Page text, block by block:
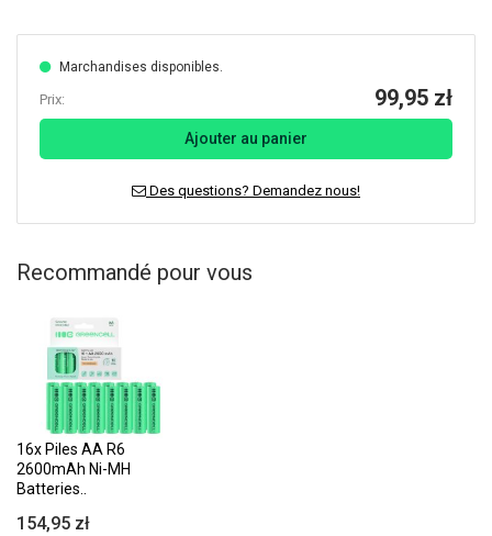
Marchandises disponibles.
Prix: 99,95 zł
Ajouter au panier
Des questions? Demandez nous!
Recommandé pour vous
16x Piles AA R6
2600mAh Ni-MH
Batteries..
154,95 zł